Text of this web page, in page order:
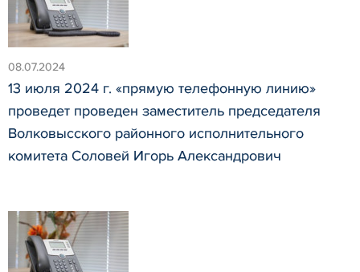
08.07.2024
13 июля 2024 г. «прямую телефонную линию»
проведет проведен заместитель председателя
Волковысского районного исполнительного
комитета Соловей Игорь Александрович